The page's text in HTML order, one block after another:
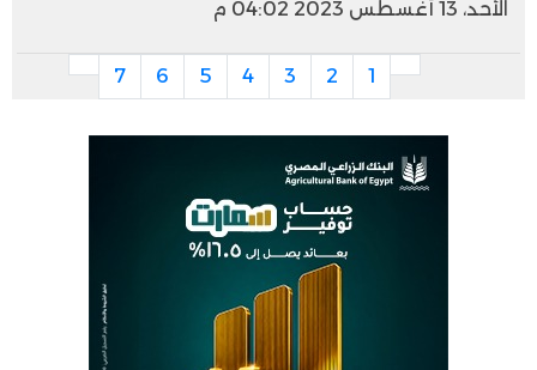
الأحد، 13 أغسطس 2023 04:02 م
1
2
3
4
5
6
7